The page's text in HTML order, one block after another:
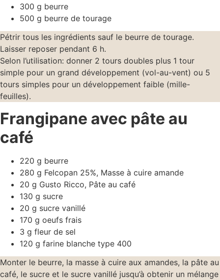
300 g beurre
500 g beurre de tourage
Pétrir tous les ingrédients sauf le beurre de tourage.
Laisser reposer pendant 6 h.
Selon l’utilisation: donner 2 tours doubles plus 1 tour
simple pour un grand développement (vol-au-vent) ou 5
tours simples pour un développement faible (mille-
feuilles).
Frangipane avec pâte au
café
220 g beurre
280 g Felcopan 25%, Masse à cuire amande
20 g Gusto Ricco, Pâte au café
130 g sucre
20 g sucre vanillé
170 g oeufs frais
3 g fleur de sel
120 g farine blanche type 400
Monter le beurre, la masse à cuire aux amandes, la pâte au
café, le sucre et le sucre vanillé jusqu’à obtenir un mélange